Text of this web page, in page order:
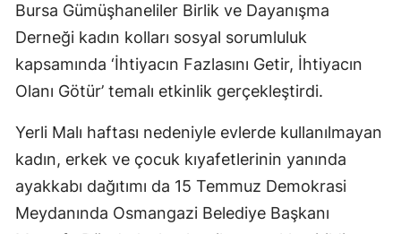
Gümüşhane
Hakkari
Hatay
Isparta
İstanbul
Bursa Gümüşhaneliler Birlik ve Dayanışma
Derneği kadın kolları sosyal sorumluluk
kapsamında ‘İhtiyacın Fazlasını Getir, İhtiyacın
Olanı Götür’ temalı etkinlik gerçekleştirdi.
Yerli Malı haftası nedeniyle evlerde kullanılmayan
kadın, erkek ve çocuk kıyafetlerinin yanında
ayakkabı dağıtımı da 15 Temmuz Demokrasi
Meydanında Osmangazi Belediye Başkanı